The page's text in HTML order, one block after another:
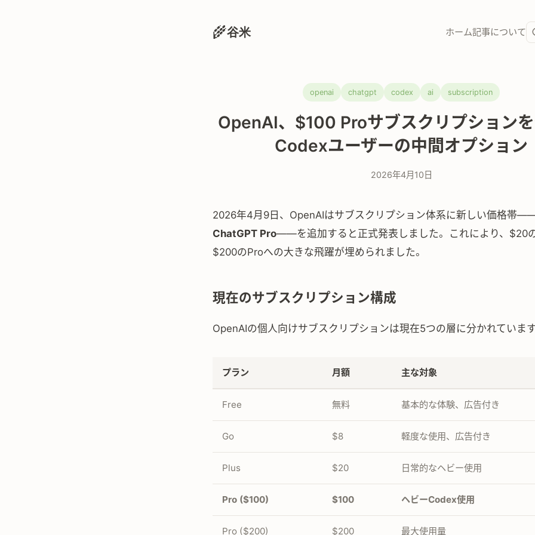
🌾谷米 ホーム記事について
openai chatgpt codex ai subscription
OpenAI、$100 Proサブスクリプション
Codexユーザーの中間オプション
2026年4月10日
2026年4月9日、OpenAIはサブスクリプション体系に新しい価格帯
ChatGPT Pro——を追加すると正式発表しました。これにより、$20
$200のProへの大きな飛躍が埋められました。
現在のサブスクリプション構成
OpenAIの個人向けサブスクリプションは現在5つの層に分かれていま
プラン 月額 主な対象
Free 無料 基本的な体験、広告付き
Go $8 軽度な使用、広告付き
Plus $20 日常的なヘビー使用
Pro ($100) $100 ヘビーCodex使用
Pro ($200) $200 最大使用量